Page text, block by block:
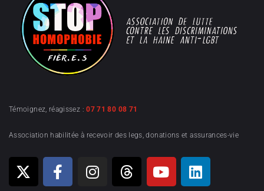
Témoignez, réagissez :07 71 80 08 71
Association habilitée à recevoir des legs, donations et assurances-vie